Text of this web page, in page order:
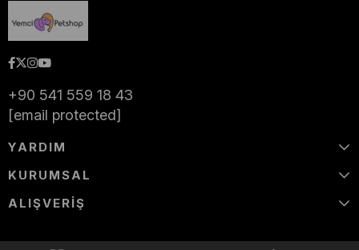
+90 541 559 18 43
[email protected]
YARDIM
KURUMSAL
ALIŞVERİŞ